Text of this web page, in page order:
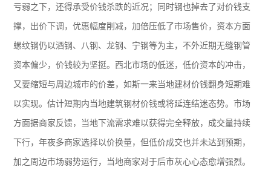
亏弱之下，还得承受价钱杀跌的近况；同时钢也掉去了对价钱支
撑，出价下调，优惠幅度削减，加倍压低了市场售价，资本方面
螺纹钢仍以酒钢、八钢、龙钢、宁钢等为主，不外近期无缝钢管
资本偏少，价钱较为坚挺。西北市场的低迷，低价资本的冲击，
又要缩短与周边城市的价差，如斯一来当地建材价钱翻身短期难
以实现。估计短期内当地建筑钢材价钱或将延连结迷态势。市场
方面据商家反馈，当地下流需求难以获得完全释放，成交量持续
下行，年夜多商家选择以价换量，但低价成交也并未达到预期，
加之周边市场弱势运行，当地商家对于后市灰心心态愈增强烈。